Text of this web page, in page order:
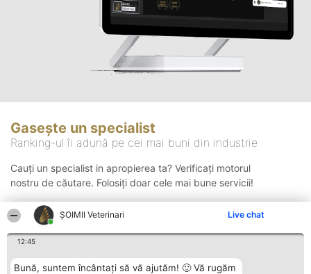
ȘOIMII Veterinari Live chat
12:45
Bună, suntem încântați să vă ajutăm! 🙂 Vă rugăm
Gasește un specialist
Ranking-ul îi adună pe cei mai buni din industrie
Cauți un specialist in apropierea ta? Verificați motorul
nostru de căutare. Folosiți doar cele mai bune servicii!